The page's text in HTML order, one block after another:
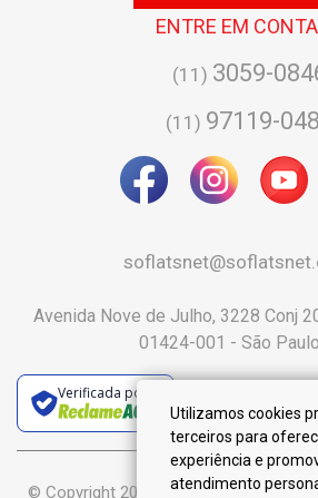
ENTRE EM
(11) 3059-
(11) 97119-
Avenida Nove de Julho, 3228 Conj
01424-001 - São
Verificada por
© Copyright 2025 :: Só Flats Negócios
Utilizamos cookies
terceiros para
experiência e
atendimento